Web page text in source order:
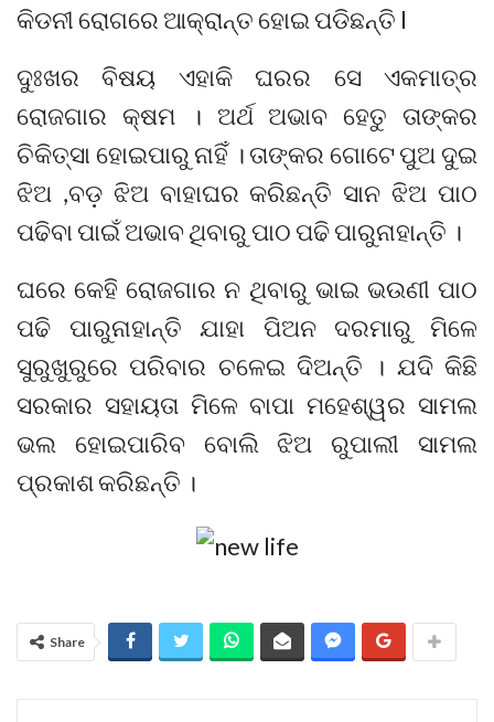
କିଡନୀ ରୋଗରେ ଆକ୍ରାନ୍ତ ହୋଇ ପଡିଛନ୍ତି l
ଦୁଃଖର ବିଷୟ ଏହାକି ଘରର ସେ ଏକମାତ୍ର
ରୋଜଗାର କ୍ଷମ । ଅର୍ଥ ଅଭାବ ହେତୁ ତାଙ୍କର
ଚିକିତ୍ସା ହୋଇପାରୁ ନାହିଁ । ତାଙ୍କର ଗୋଟେ ପୁଅ ଦୁଇ
ଝିଅ ,ବଡ଼ ଝିଅ ବାହାଘର କରିଛନ୍ତି ସାନ ଝିଅ ପାଠ
ପଢିବା ପାଇଁ ଅଭାବ ଥିବାରୁ ପାଠ ପଢି ପାରୁନାହାନ୍ତି ।
ଘରେ କେହି ରୋଜଗାର ନ ଥିବାରୁ ଭାଇ ଭଉଣୀ ପାଠ
ପଢି ପାରୁନାହାନ୍ତି ଯାହା ପିଅନ ଦରମାରୁ ମିଳେ
ସୁରୁଖୁରୁରେ ପରିବାର ଚଳେଇ ଦିଅନ୍ତି । ଯଦି କିଛି
ସରକାର ସହାୟତା ମିଳେ ବାପା ମହେଶ୍ୱର ସାମଲ
ଭଲ ହୋଇପାରିବ ବୋଲି ଝିଅ ରୁପାଲୀ ସାମଲ
ପ୍ରକାଶ କରିଛନ୍ତି ।
Share